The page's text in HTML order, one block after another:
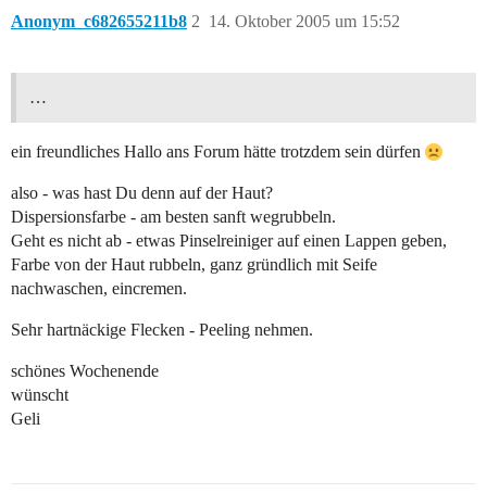
Anonym_c682655211b8 14. Oktober 2005 um 15:52
2
…
ein freundliches Hallo ans Forum hätte trotzdem sein dürfen
also - was hast Du denn auf der Haut?
Dispersionsfarbe - am besten sanft wegrubbeln.
Geht es nicht ab - etwas Pinselreiniger auf einen Lappen geben,
Farbe von der Haut rubbeln, ganz gründlich mit Seife
nachwaschen, eincremen.
Sehr hartnäckige Flecken - Peeling nehmen.
schönes Wochenende
wünscht
Geli